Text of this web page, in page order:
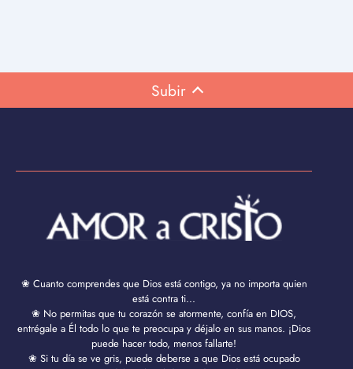
Subir
❀ Cuanto comprendes que Dios está contigo, ya no importa quien
está contra ti...
❀ No permitas que tu corazón se atormente, confía en DIOS,
entrégale a Él todo lo que te preocupa y déjalo en sus manos. ¡Dios
puede hacer todo, menos fallarte!
❀ Si tu día se ve gris, puede deberse a que Dios está ocupado